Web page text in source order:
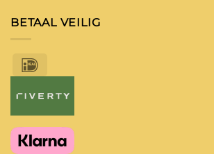
BETAAL VEILIG